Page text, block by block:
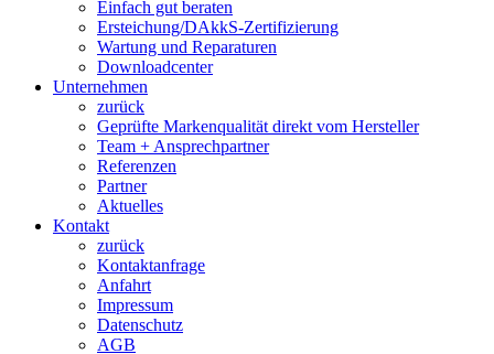
Einfach gut beraten
Ersteichung/DAkkS-Zertifizierung
Wartung und Reparaturen
Downloadcenter
Unternehmen
zurück
Geprüfte Markenqualität direkt vom Hersteller
Team + Ansprechpartner
Referenzen
Partner
Aktuelles
Kontakt
zurück
Kontaktanfrage
Anfahrt
Impressum
Datenschutz
AGB